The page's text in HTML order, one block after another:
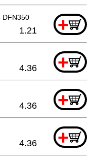
DFN350 +
1.21
+
4.36
+
4.36
+
4.36